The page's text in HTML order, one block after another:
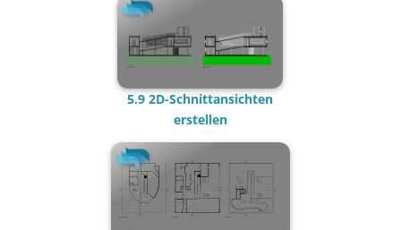
5.9 2D-Schnittansichten
erstellen